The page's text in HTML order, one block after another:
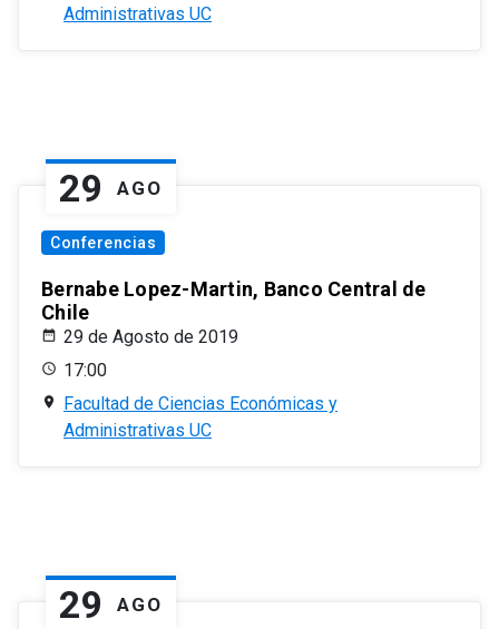
Administrativas UC
29 AGO
Conferencias
Bernabe Lopez-Martin, Banco Central de
Chile
29 de Agosto de 2019
17:00
Facultad de Ciencias Económicas y
Administrativas UC
29 AGO